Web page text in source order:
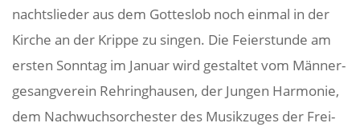
nachts­lieder aus dem Gotteslob noch einmal in der
Kirche an der Krippe zu singen. Die Feier­stunde am
ersten Sonntag im Januar wird gestaltet vom Männer­
ge­sang­verein Rehring­hausen, der Jungen Harmonie,
dem Nach­wuchs­or­chester des Musik­zuges der Frei­